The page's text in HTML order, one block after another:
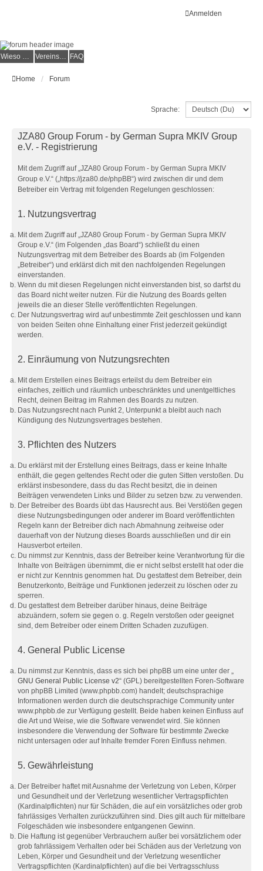
Anmelden
Wieso der e.V.? Vereinsmitglied werden FAQ
Home Forum
Sprache:
JZA80 Group Forum - by German Supra MKIV Group
e.V. - Registrierung
Mit dem Zugriff auf „JZA80 Group Forum - by German Supra MKIV
Group e.V.“ („https://jza80.de/phpBB“) wird zwischen dir und dem
Betreiber ein Vertrag mit folgenden Regelungen geschlossen:
1. Nutzungsvertrag
Mit dem Zugriff auf „JZA80 Group Forum - by German Supra MKIV
Group e.V.“ (im Folgenden „das Board“) schließt du einen
Nutzungsvertrag mit dem Betreiber des Boards ab (im Folgenden
„Betreiber“) und erklärst dich mit den nachfolgenden Regelungen
einverstanden.
Wenn du mit diesen Regelungen nicht einverstanden bist, so darfst du
das Board nicht weiter nutzen. Für die Nutzung des Boards gelten
jeweils die an dieser Stelle veröffentlichten Regelungen.
Der Nutzungsvertrag wird auf unbestimmte Zeit geschlossen und kann
von beiden Seiten ohne Einhaltung einer Frist jederzeit gekündigt
werden.
2. Einräumung von Nutzungsrechten
Mit dem Erstellen eines Beitrags erteilst du dem Betreiber ein
einfaches, zeitlich und räumlich unbeschränktes und unentgeltliches
Recht, deinen Beitrag im Rahmen des Boards zu nutzen.
Das Nutzungsrecht nach Punkt 2, Unterpunkt a bleibt auch nach
Kündigung des Nutzungsvertrages bestehen.
3. Pflichten des Nutzers
Du erklärst mit der Erstellung eines Beitrags, dass er keine Inhalte
enthält, die gegen geltendes Recht oder die guten Sitten verstoßen. Du
erklärst insbesondere, dass du das Recht besitzt, die in deinen
Beiträgen verwendeten Links und Bilder zu setzen bzw. zu verwenden.
Der Betreiber des Boards übt das Hausrecht aus. Bei Verstößen gegen
diese Nutzungsbedingungen oder anderer im Board veröffentlichten
Regeln kann der Betreiber dich nach Abmahnung zeitweise oder
dauerhaft von der Nutzung dieses Boards ausschließen und dir ein
Hausverbot erteilen.
Du nimmst zur Kenntnis, dass der Betreiber keine Verantwortung für die
Inhalte von Beiträgen übernimmt, die er nicht selbst erstellt hat oder die
er nicht zur Kenntnis genommen hat. Du gestattest dem Betreiber, dein
Benutzerkonto, Beiträge und Funktionen jederzeit zu löschen oder zu
sperren.
Du gestattest dem Betreiber darüber hinaus, deine Beiträge
abzuändern, sofern sie gegen o. g. Regeln verstoßen oder geeignet
sind, dem Betreiber oder einem Dritten Schaden zuzufügen.
4. General Public License
Du nimmst zur Kenntnis, dass es sich bei phpBB um eine unter der „
GNU General Public License v2“ (GPL) bereitgestellten Foren-Software
von phpBB Limited (www.phpbb.com) handelt; deutschsprachige
Informationen werden durch die deutschsprachige Community unter
www.phpbb.de zur Verfügung gestellt. Beide haben keinen Einfluss auf
die Art und Weise, wie die Software verwendet wird. Sie können
insbesondere die Verwendung der Software für bestimmte Zwecke
nicht untersagen oder auf Inhalte fremder Foren Einfluss nehmen.
5. Gewährleistung
Der Betreiber haftet mit Ausnahme der Verletzung von Leben, Körper
und Gesundheit und der Verletzung wesentlicher Vertragspflichten
(Kardinalpflichten) nur für Schäden, die auf ein vorsätzliches oder grob
fahrlässiges Verhalten zurückzuführen sind. Dies gilt auch für mittelbare
Folgeschäden wie insbesondere entgangenen Gewinn.
Die Haftung ist gegenüber Verbrauchern außer bei vorsätzlichem oder
grob fahrlässigem Verhalten oder bei Schäden aus der Verletzung von
Leben, Körper und Gesundheit und der Verletzung wesentlicher
Vertragspflichten (Kardinalpflichten) auf die bei Vertragsschluss